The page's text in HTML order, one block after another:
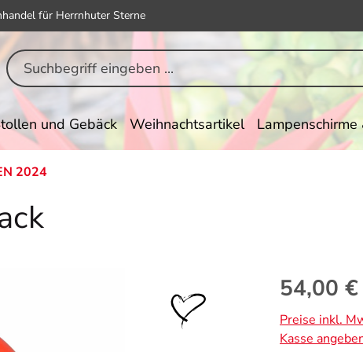
für Herrnhuter Sterne
und Gebäck Weihnachtsartikel Lampenschirme
2024
Regulärer Preis:
54,00 €
Preise inkl.
Kasse